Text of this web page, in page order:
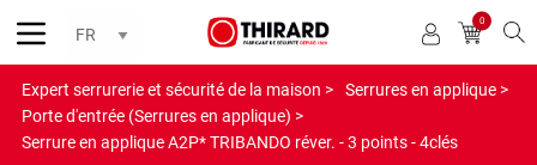
0
Expert serrurerie et sécurité de la maison >
Serrures en applique >
Porte d'entrée (Serrures en applique) >
Serrure en applique A2P* TRIBANDO réver. - 3 points - 4clés